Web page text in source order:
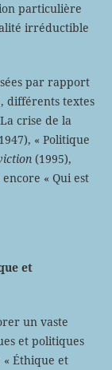
particulière
irréductible
par rapport
différents textes
crise de la
« Politique
(1995),
« Qui est
et
un vaste
et politiques
Éthique et